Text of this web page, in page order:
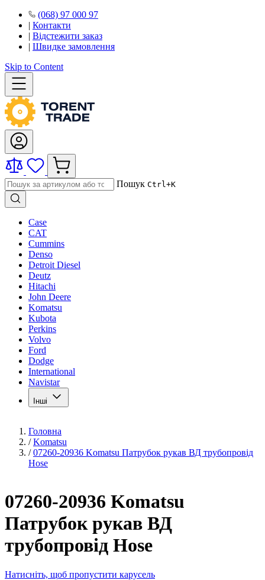
(068) 97 000 97
| Контакти
| Відстежити заказ
| Швидке замовлення
Skip to Content
Пошук Ctrl+K
Case
CAT
Cummins
Denso
Detroit Diesel
Deutz
Hitachi
John Deere
Komatsu
Kubota
Perkins
Volvo
Ford
Dodge
International
Navistar
Інші
Головна
/ Komatsu
/ 07260-20936 Komatsu Патрубок рукав ВД трубопровід
Hose
07260-20936 Komatsu
Патрубок рукав ВД
трубопровід Hose
Натисніть, щоб пропустити карусель